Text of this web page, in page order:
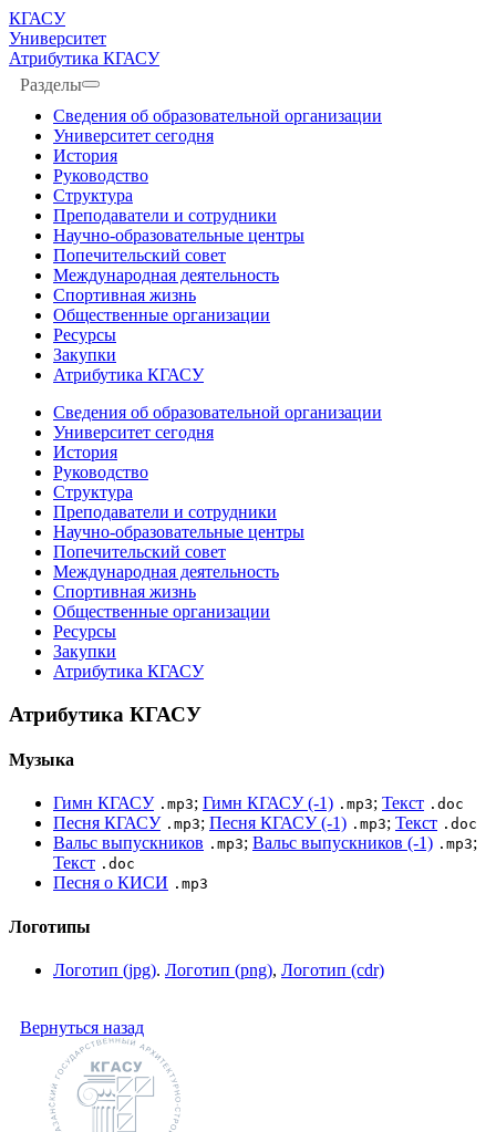
КГАСУ
Университет
Атрибутика КГАСУ
Разделы
Сведения об образовательной организации
Университет сегодня
История
Руководство
Структура
Преподаватели и сотрудники
Научно-образовательные центры
Попечительский совет
Международная деятельность
Спортивная жизнь
Общественные организации
Ресурсы
Закупки
Атрибутика КГАСУ
Сведения об образовательной организации
Университет сегодня
История
Руководство
Структура
Преподаватели и сотрудники
Научно-образовательные центры
Попечительский совет
Международная деятельность
Спортивная жизнь
Общественные организации
Ресурсы
Закупки
Атрибутика КГАСУ
Атрибутика КГАСУ
Музыка
Гимн КГАСУ .mp3; Гимн КГАСУ (-1) .mp3; Текст .doc
Песня КГАСУ .mp3; Песня КГАСУ (-1) .mp3; Текст .doc
Вальс выпускников .mp3; Вальс выпускников (-1) .mp3;
Текст .doc
Песня о КИСИ .mp3
Логотипы
Логотип (jpg). Логотип (png), Логотип (cdr)
Вернуться назад